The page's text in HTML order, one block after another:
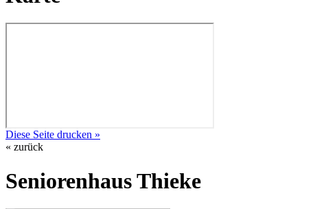
Diese Seite drucken »
« zurück
Seniorenhaus Thieke